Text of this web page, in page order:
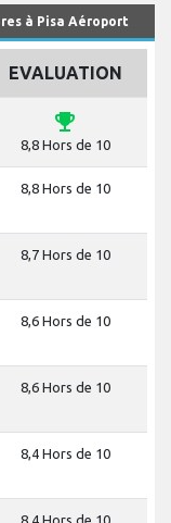
à Pisa Aéroport
EVALUATION
emoji_events
8,8 Hors de 10
8,8 Hors de 10
8,7 Hors de 10
8,6 Hors de 10
8,6 Hors de 10
8,4 Hors de 10
8,4 Hors de 10